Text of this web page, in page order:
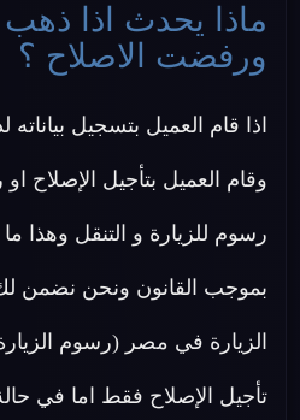
ماذا يحدث اذا ذهب
ورفضت الاصلاح ؟
اذا قام العميل بتسجيل بياناته
وقام العميل بتأجيل الإصلاح
رسوم للزيارة و التنقل وهذا
بموجب القانون ونحن نضمن
الزيارة في مصر (رسوم
تأجيل الإصلاح فقط اما في